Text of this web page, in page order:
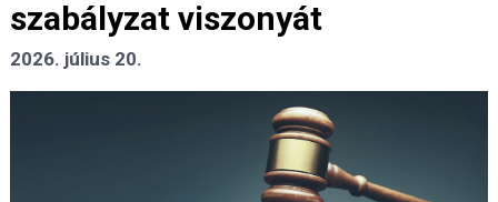
szabályzat viszonyát
2026. július 20.